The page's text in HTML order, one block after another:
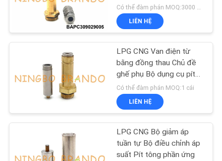
Khí nén Air xi lanh
233
phần ứng lắp ráp
Có thể đàm phán MOQ:3000 bộ
LIÊN HỆ
LPG CNG Van điện từ
bằng đồng thau Chủ đề
ghế phụ Bộ dụng cụ pít
tông
Có thể đàm phán MOQ:1 cái
LIÊN HỆ
LPG CNG Bộ giảm áp
tuần tự Bộ điều chỉnh áp
suất Pít tông phần ứng